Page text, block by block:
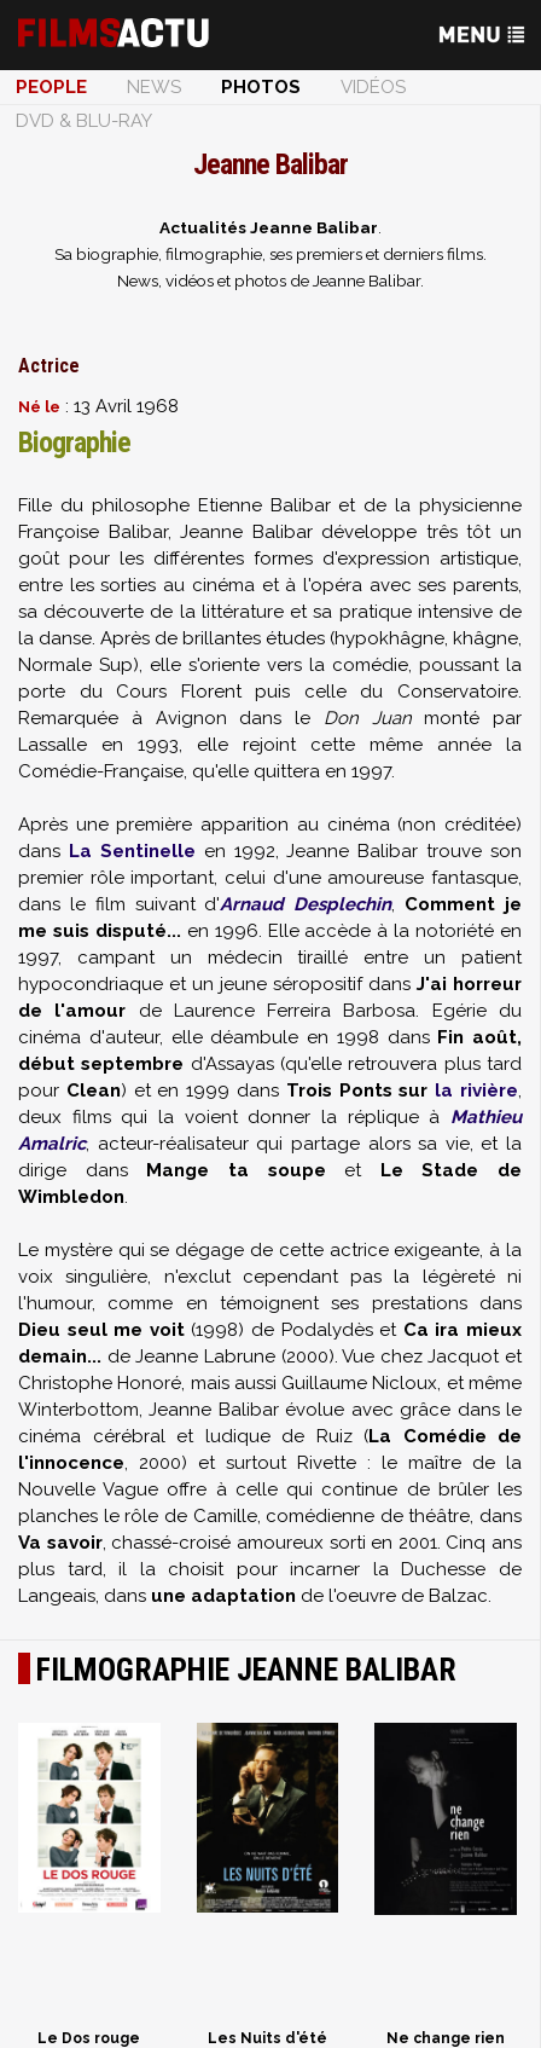
PEOPLE NEWS PHOTOS
VIDÉOS
DVD & BLU-RAY
Jeanne Balibar
Actualités Jeanne Balibar
Sa biographie, filmographie, ses premiers et derniers films.
News, vidéos et photos de Jeanne Balibar.
Actrice
Né le : 13 Avril 1968
Biographie
Fille du philosophe Etienne Balibar et de la physicienne
Françoise Balibar, Jeanne Balibar développe três tôt un
goût pour les différentes formes d'expression artistique,
entre les sorties au cinéma et à l'opéra avec ses parents,
sa découverte de la littérature et sa pratique intensive de
la danse. Après de brillantes études (hypokhâgne, khâgne,
Normale Sup), elle s'oriente vers la comédie, poussant la
porte du Cours Florent puis celle du Conservatoire.
Remarquée à Avignon dans le Don Juanmonté par
Lassalle en 1993, elle rejoint cette même année la
Comédie-Française, qu'elle quittera en 1997.
Après une première apparition au cinéma (non créditée)
dans La Sentinelle en 1992, Jeanne Balibar trouve son
premier rôle important, celui d'une amoureuse fantasque,
dans le film suivant d'Arnaud Desplechin, Comment je
me suis disputé... en 1996. Elle accède à la notoriété en
1997, campant un médecin tiraillé entre un patient
hypocondriaque et un jeune séropositif dans J'ai horreur
de l'amour de Laurence Ferreira Barbosa. Egérie du
cinéma d'auteur, elle déambule en 1998 dans Fin août,
début septembre d'Assayas(qu'elle retrouvera plus tard
pour Clean) et en 1999 dans Trois Ponts sur la rivière,
deux films qui la voient donner la réplique à Mathieu
Amalric, acteur-réalisateur qui partage alors sa vie, et la
dirige dans Mange ta soupe et Le Stade de
Wimbledon.
Le mystère qui se dégage de cette actrice exigeante, à la
voix singulière, n'exclut cependant pas la légèreté ni
l'humour, comme en témoignent ses prestations dans
Dieu seul me voit(1998) de Podalydèset Ca ira mieux
demain... deJeanne Labrune(2000). Vue chezJacquotet
Christophe Honoré, mais aussi Guillaume Nicloux, et même
Winterbottom, Jeanne Balibar évolue avec grâce dans le
cinéma cérébral et ludique de Ruiz(La Comédie de
l'innocence, 2000) et surtout Rivette : le maître de la
Nouvelle Vague offre à celle qui continue de brûler les
planches le rôle de Camille, comédienne de théâtre, dans
Va savoir, chassé-croisé amoureux sorti en 2001. Cinq ans
plus tard, il la choisit pour incarner la Duchesse de
Langeais, dans une adaptation de l'oeuvre de Balzac.
FILMOGRAPHIE JEANNE BALIBAR
Le Dos rouge Les Nuits d'été Ne change rien